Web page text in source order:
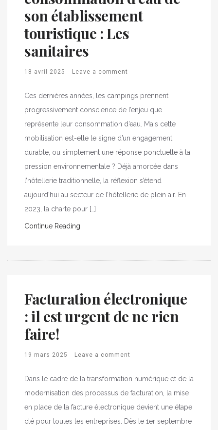
son établissement
touristique : Les
sanitaires
18 avril 2025 Leave a comment
Ces dernières années, les campings prennent
progressivement conscience de l’enjeu que
représente leur consommation d’eau. Mais cette
mobilisation est-elle le signe d’un engagement
durable, ou simplement une réponse ponctuelle à la
pression environnementale ? Déjà amorcée dans
l’hôtellerie traditionnelle, la réflexion s’étend
aujourd’hui au secteur de l’hôtellerie de plein air. En
2023, la charte pour […]
Continue Reading
Facturation électronique
: il est urgent de ne rien
faire!
19 mars 2025 Leave a comment
Dans le cadre de la transformation numérique et de la
modernisation des processus de facturation, la mise
en place de la facture électronique devient une étape
clé pour toutes les entreprises. Dès le 1er septembre